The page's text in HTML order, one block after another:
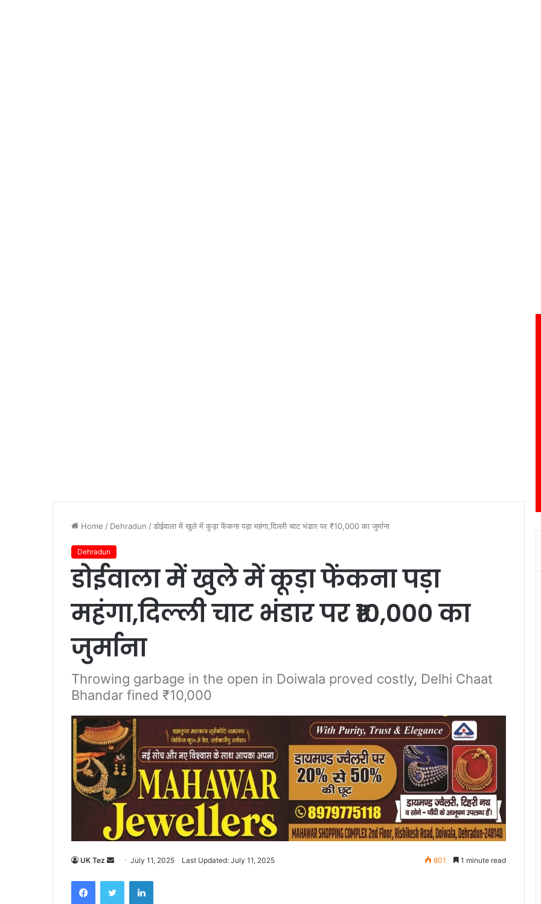
Home / Dehradun /डोईवाला में खुले में कूड़ा फेंकना पड़ा महंगा,दिल्ली चाट भंडार पर ₹10,000 का जुर्माना
Dehradun
डोईवाला में खुले में कूड़ा फेंकना पड़ा
महंगा,दिल्ली चाट भंडार पर ₹10,000 का
जुर्माना
Throwing garbage in the open in Doiwala proved costly, Delhi Chaat
Bhandar fined ₹10,000
UK Tez
n
July 11, 2025 Last Updated: July 11, 2025 801 1 minute read